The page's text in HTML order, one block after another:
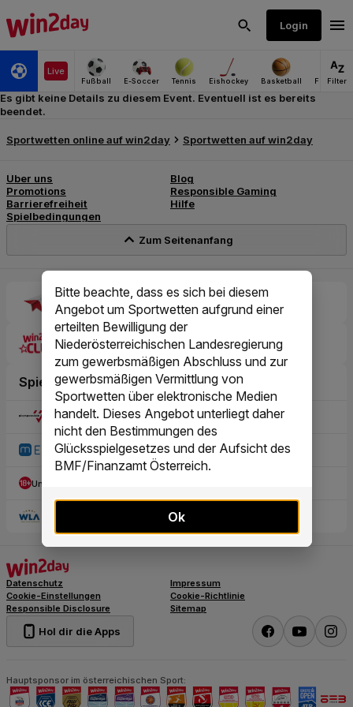
Bitte beachte, dass es sich bei diesem
Angebot um Sportwetten aufgrund einer
erteilten Bewilligung der
Niederösterreichischen Landesregierung
zum gewerbsmäßigen Abschluss und zur
gewerbsmäßigen Vermittlung von
Sportwetten über elektronische Medien
handelt. Dieses Angebot unterliegt daher
nicht den Bestimmungen des
Glücksspielgesetzes und der Aufsicht des
BMF/Finanzamt Österreich.
Ok
Es gibt keine Details zu diesem Event. Eventuell ist es bereits
beendet.